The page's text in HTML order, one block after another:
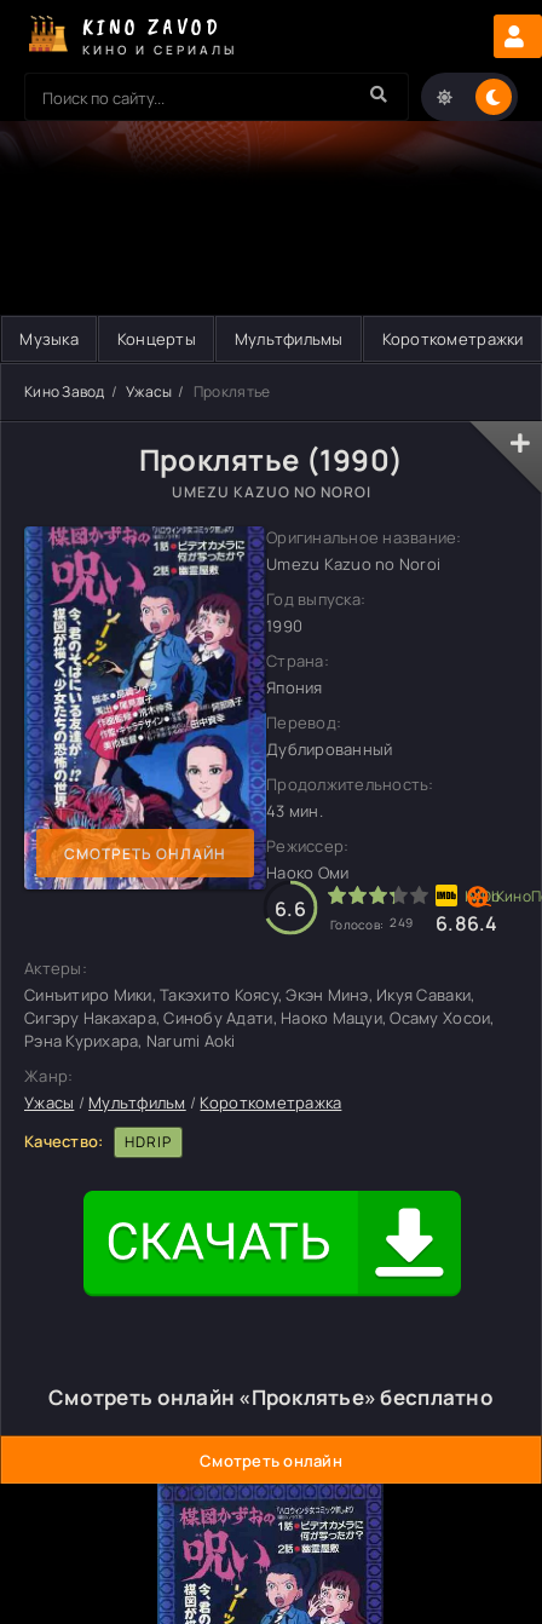
KINO ZAVOD
КИНО И СЕРИАЛЫ
Музыка Концерты Мультфильмы Короткометражки
Кино Завод Ужасы Проклятье
Проклятье (1990)
UMEZU KAZUO NO NOROI
СМОТРЕТЬ ОНЛАЙН
Оригинальное название:
Umezu Kazuo no Noroi
Год выпуска:
1990
Страна:
Япония
Перевод:
Дублированный
Продолжительность:
43 мин.
Режиссер:
Наоко Оми
6.6
Голосов: 249 6.86.4
Актеры:
Синъитиро Мики, Такэхито Коясу, Экэн Минэ, Икуя Саваки,
Сигэру Накахара, Синобу Адати, Наоко Мацуи, Осаму Хосои,
Рэна Курихара, Narumi Aoki
Жанр:
Ужасы / Мультфильм / Короткометражка
Качество:
HDRIP
Смотреть онлайн «Проклятье» бесплатно
Смотреть онлайн